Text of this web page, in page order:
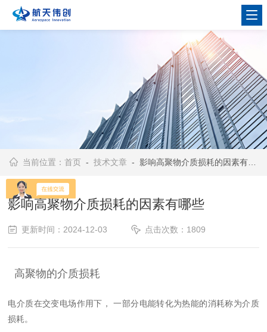
当前位置：首页 -技术文章 - 影响高聚物介质损耗的因素有哪些
影响高聚物介质损耗的因素有哪些
更新时间：2024-12-03 点击次数：1809
高聚物的介质损耗
电介质在交变电场作用下， 一部分电能转化为热能的消耗称为介质
损耗。